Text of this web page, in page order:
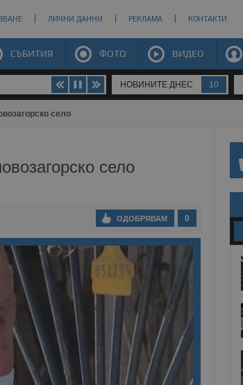
ЛИЧНИ ДАННИ РЕКЛАМА КОНТАКТИ
СЪБИТИЯ ФОТО ВИДЕО
НОВИНИТЕ ДНЕС 10
село
село
0
ОДОБРЯВАМ